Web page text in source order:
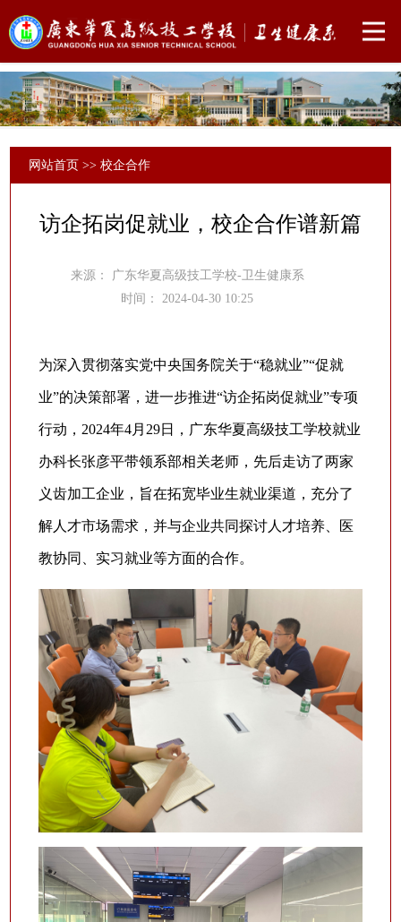
网站首页>> 校企合作
访企拓岗促就业，校企合作谱新篇
来源：
广东华夏高级技工学校-卫生健康系
时间： 2024-04-30 10:25
为深入贯彻落实党中央国务院关于“稳就业”“促就
业”的决策部署，进一步推进“访企拓岗促就业”专项
行动，2024年4月29日，广东华夏高级技工学校就业
办科长张彦平带领系部相关老师，先后走访了两家
义齿加工企业，旨在拓宽毕业生就业渠道，充分了
解人才市场需求，并与企业共同探讨人才培养、医
教协同、实习就业等方面的合作。